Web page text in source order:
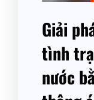
Giải
tình
nước